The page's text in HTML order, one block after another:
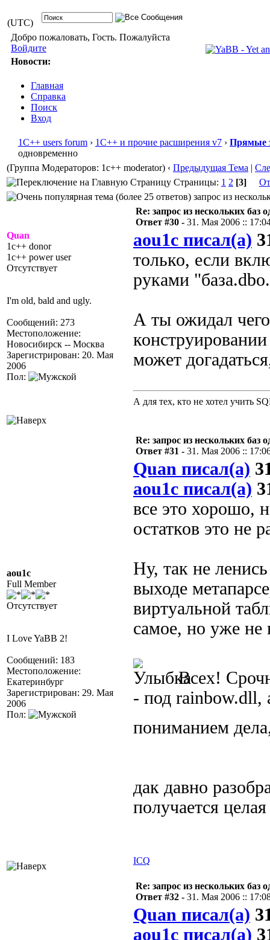
(UTC)
Добро пожаловать, Гость. Пожалуйста
Войдите
Новости:
Главная
Справка
Поиск
Вход
1С++ users forum › 1С++ и прочие расширения v7 › Прямые
одновременно
(Группа Модераторов: 1c++ moderator) ‹ Предыдущая Тема |
Страницы: 1 2 [3]
запрос из
Quan
1c++ donor
1c++ power user
Отсутствует
I'm old, bald and ugly.
Сообщений: 273
Местоположение:
Новосибирск -- Москва
Зарегистрирован: 20. Мая
2006
Пол:
Re: запрос из нескольких баз
Ответ #30 - 31. Мая 2006 ::
aou1c писал(а)
только, если
руками
А ты ожидал
может
А для тех, кто не хотел учить
aou1c
Full Member
Отсутствует
I Love YaBB 2!
Сообщений: 183
Местоположение:
Екатеринбург
Зарегистрирован: 29. Мая
2006
Пол:
Re: запрос из нескольких баз
Ответ #31 - 31. Мая 2006 ::
Quan писал(а)
aou1c писал(а)
все это хорошо,
остатков это не
Ну, так не
выходе
виртуальной
самое, но уже не
Всех!
- под rainbow.dll,
пониманием
дак давно
получается
ICQ
Re: запрос из нескольких баз
Ответ #32 - 31. Мая 2006 ::
Quan писал(а)
aou1c писал(а)